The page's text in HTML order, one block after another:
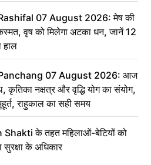
07 August 2026: मेष की
वृष को मिलेगा अटका धन, जानें 12
हाल
07 August 2026: आज
कृतिका नक्षत्र और वृद्धि योग का संयोग,
राहुकाल का सही समय
के तहत महिलाओं-बेटियों को
सुरक्षा के अधिकार